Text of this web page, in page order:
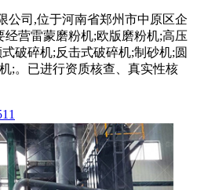
公司,位于河南省郑州市中原区企
经营雷蒙磨粉机;欧版磨粉机;高压
破碎机;反击式破碎机;制砂机;圆
;。已进行资质核查、真实性核